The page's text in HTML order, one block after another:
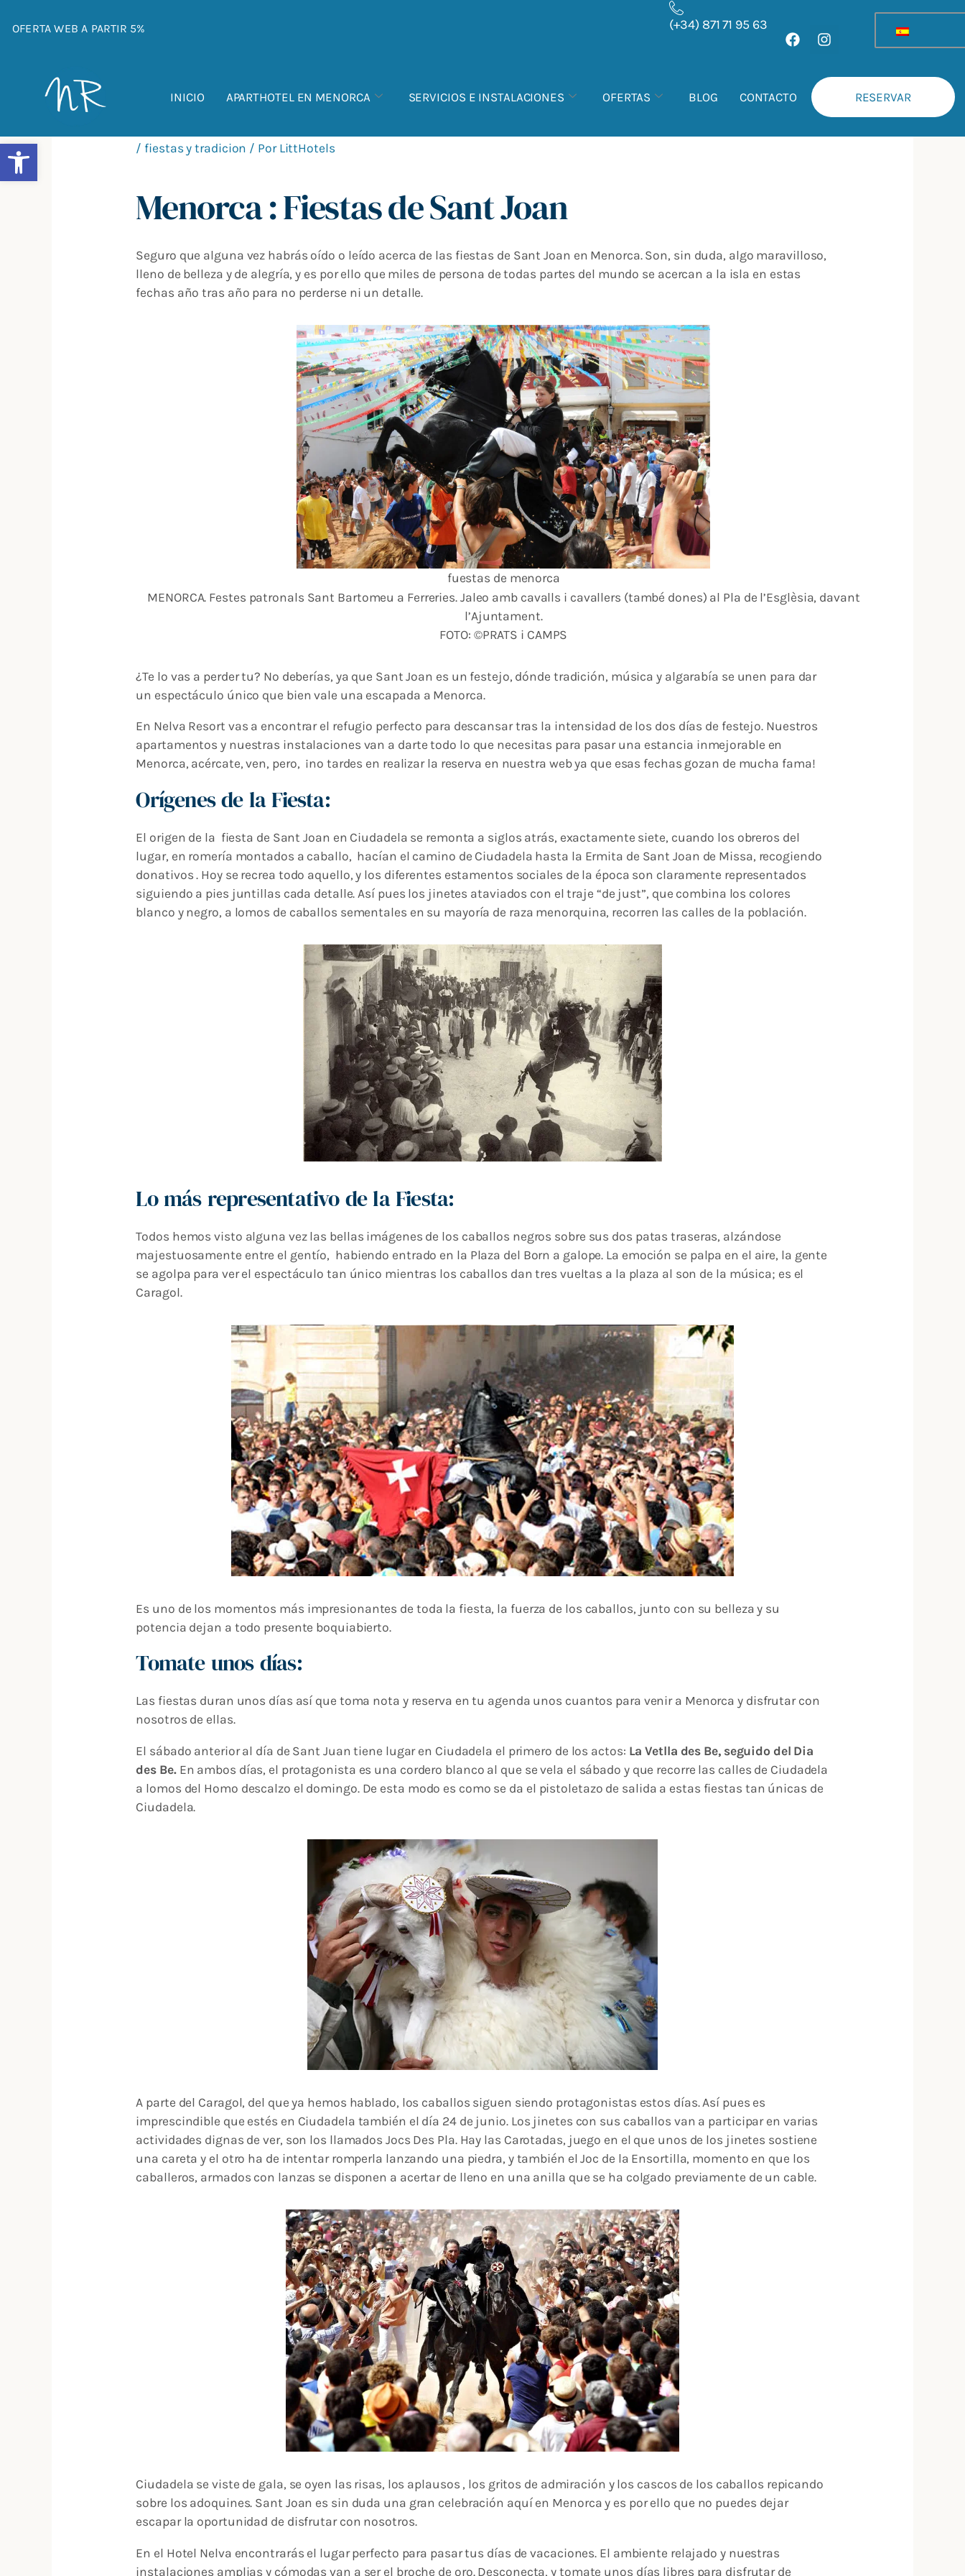
OFERTA WEB A PARTIR 5% (+34) 871 71 95 63
F
a
o
I
n
t
r
INICIO APARTHOTEL EN MENORCA SERVICIOS E INSTALACIONES OFERTAS BLOG CONTACTO RESERVAR
/ fiestas y tradicion / Por LittHotels
Menorca : Fiestas de Sant Joan
Seguro que alguna vez habrás oído o leído acerca de las fiestas de Sant Joan en Menorca. Son, sin duda, algo maravilloso,
lleno de belleza y de alegría, y es por ello que miles de persona de todas partes del mundo se acercan a la isla en estas
fechas año tras año para no perderse ni un detalle.
fuestas de menorca
MENORCA. Festes patronals Sant Bartomeu a Ferreries. Jaleo amb cavalls i cavallers (també dones) al Pla de l’Esglèsia, davant
l’Ajuntament.
FOTO: ©PRATS i CAMPS
¿Te lo vas a perder tu? No deberías, ya que Sant Joan es un festejo, dónde tradición, música y algarabía se unen para dar
un espectáculo único que bien vale una escapada a Menorca.
En Nelva Resort vas a encontrar el refugio perfecto para descansar tras la intensidad de los dos días de festejo. Nuestros
apartamentos y nuestras instalaciones van a darte todo lo que necesitas para pasar una estancia inmejorable en
Menorca, acércate, ven, pero, ¡no tardes en realizar la reserva en nuestra web ya que esas fechas gozan de mucha fama!
Orígenes de la Fiesta:
El origen de la fiesta de Sant Joan en Ciudadela se remonta a siglos atrás, exactamente siete, cuando los obreros del
lugar, en romería montados a caballo, hacían el camino de Ciudadela hasta la Ermita de Sant Joan de Missa, recogiendo
donativos . Hoy se recrea todo aquello, y los diferentes estamentos sociales de la época son claramente representados
siguiendo a pies juntillas cada detalle. Así pues los jinetes ataviados con el traje “de just”, que combina los colores
blanco y negro, a lomos de caballos sementales en su mayoría de raza menorquina, recorren las calles de la población.
Lo más representativo de la Fiesta:
Todos hemos visto alguna vez las bellas imágenes de los caballos negros sobre sus dos patas traseras, alzándose
majestuosamente entre el gentío, habiendo entrado en la Plaza del Born a galope. La emoción se palpa en el aire, la gente
se agolpa para ver el espectáculo tan único mientras los caballos dan tres vueltas a la plaza al son de la música; es el
Caragol.
Es uno de los momentos más impresionantes de toda la fiesta, la fuerza de los caballos, junto con su belleza y su
potencia dejan a todo presente boquiabierto.
Tomate unos días:
Las fiestas duran unos días así que toma nota y reserva en tu agenda unos cuantos para venir a Menorca y disfrutar con
nosotros de ellas.
El sábado anterior al día de Sant Juan tiene lugar en Ciudadela el primero de los actos: La Vetlla des Be, seguido del Dia
des Be.En ambos días, el protagonista es una cordero blanco al que se vela el sábado y que recorre las calles de Ciudadela
a lomos del Homo descalzo el domingo. De esta modo es como se da el pistoletazo de salida a estas fiestas tan únicas de
Ciudadela.
A parte del Caragol, del que ya hemos hablado, los caballos siguen siendo protagonistas estos días. Así pues es
imprescindible que estés en Ciudadela también el día 24 de junio. Los jinetes con sus caballos van a participar en varias
actividades dignas de ver, son los llamados Jocs Des Pla. Hay las Carotadas, juego en el que unos de los jinetes sostiene
una careta y el otro ha de intentar romperla lanzando una piedra, y también el Joc de la Ensortilla, momento en que los
caballeros, armados con lanzas se disponen a acertar de lleno en una anilla que se ha colgado previamente de un cable.
Ciudadela se viste de gala, se oyen las risas, los aplausos , los gritos de admiración y los cascos de los caballos repicando
sobre los adoquines. Sant Joan es sin duda una gran celebración aquí en Menorca y es por ello que no puedes dejar
escapar la oportunidad de disfrutar con nosotros.
En el Hotel Nelva encontrarás el lugar perfecto para pasar tus días de vacaciones. El ambiente relajado y nuestras
instalaciones amplias y cómodas van a ser el broche de oro. Desconecta, y tomate unos días libres para disfrutar de
de
Abrir barra de herramientas